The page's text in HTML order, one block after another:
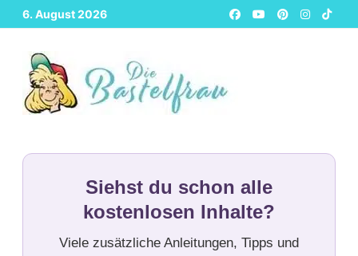
Zurück
zum
Inhalt
6. August 2026
Siehst du schon alle
kostenlosen Inhalte?
Viele zusätzliche Anleitungen, Tipps und